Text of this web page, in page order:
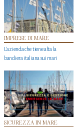
IMPRESE DI MARE
L'azienda che tiene alta la
bandiera italiana sui mari
SICUREZZA IN MARE